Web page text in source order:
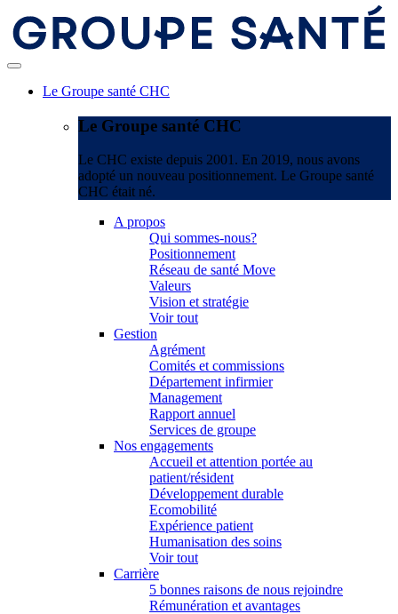
Le Groupe santé CHC
Le Groupe santé CHC
Le CHC existe depuis 2001. En 2019, nous avons
adopté un nouveau positionnement. Le Groupe santé
CHC était né.
A propos
Qui sommes-nous?
Positionnement
Réseau de santé Move
Valeurs
Vision et stratégie
Voir tout
Gestion
Agrément
Comités et commissions
Département infirmier
Management
Rapport annuel
Services de groupe
Nos engagements
Accueil et attention portée au
patient/résident
Développement durable
Ecomobilité
Expérience patient
Humanisation des soins
Voir tout
Carrière
5 bonnes raisons de nous rejoindre
Rémunération et avantages